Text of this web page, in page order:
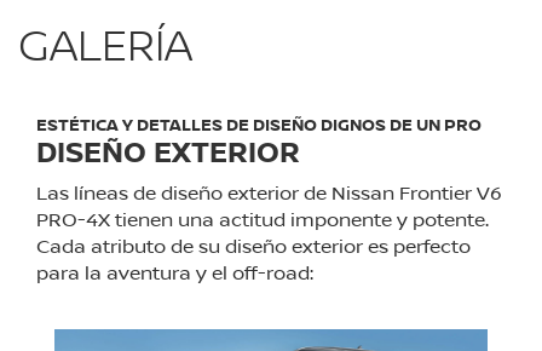
GALERÍA
ESTÉTICA Y DETALLES DE DISEÑO DIGNOS DE UN PRO
DISEÑO EXTERIOR
Las líneas de diseño exterior de Nissan Frontier V6
PRO-4X tienen una actitud imponente y potente.
Cada atributo de su diseño exterior es perfecto
para la aventura y el off-road: